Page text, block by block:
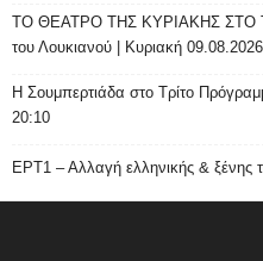
ΤΟ ΘΕΑΤΡΟ ΤΗΣ ΚΥΡΙΑΚΗΣ ΣΤΟ
του Λουκιανού | Κυριακή 09.08.2026
H Σουμπερτιάδα στο Τρίτο
20:10
ΕΡΤ1 – Αλλαγή ελληνικής & ξένης